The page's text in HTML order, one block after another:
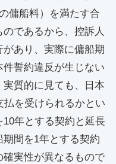
傭船料）を満たす合
であるから、控訴人
あり、実際に傭船期
誓約違反が生じない
質的に見ても、日本
を受けられるかとい
年とする契約と延長
間を1年とする契約
確実性が異なるもので